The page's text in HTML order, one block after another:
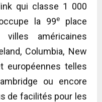
qui classe 1 000
la 99e
place
américaines
Columbia, New
européennes telles
ou encore
de facilités pour les